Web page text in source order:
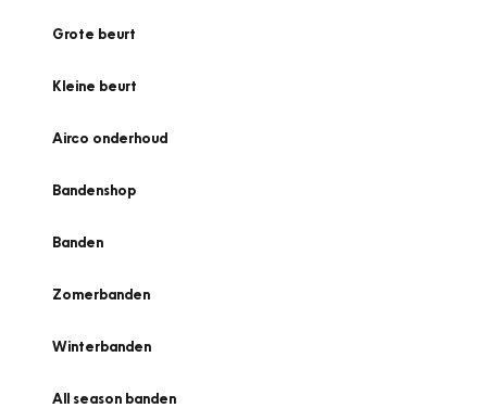
Grote beurt
Kleine beurt
Airco onderhoud
Bandenshop
Banden
Zomerbanden
Winterbanden
All season banden